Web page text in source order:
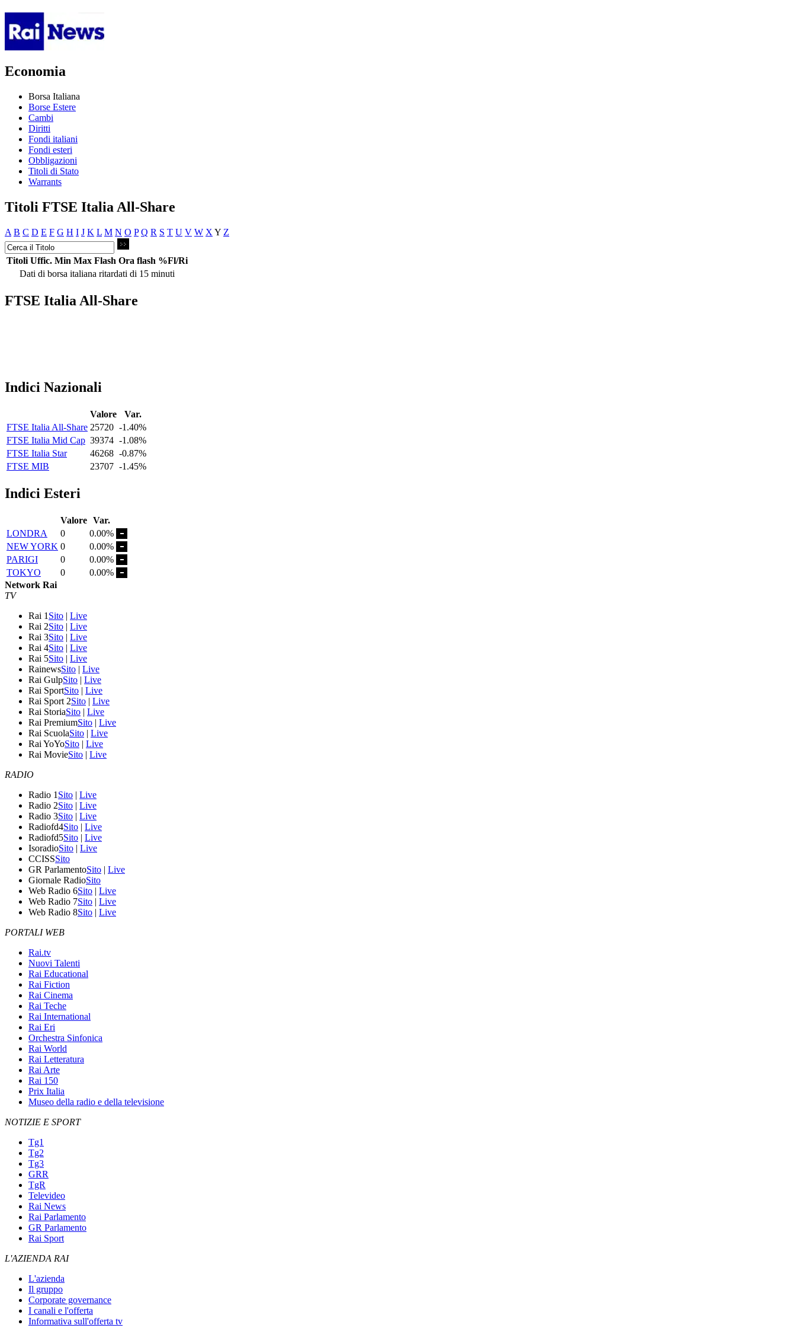
Economia
Borsa Italiana
Borse Estere
Cambi
Diritti
Fondi italiani
Fondi esteri
Obbligazioni
Titoli di Stato
Warrants
Titoli FTSE Italia All-Share
A B C D E F G H I J K L M N O P Q R S T U V W X Y Z
Titoli Uffic. Min Max Flash Ora flash %Fl/Ri
Dati di borsa italiana ritardati di 15 minuti
FTSE Italia All-Share
Indici Nazionali
Valore
Var.
FTSE Italia All-Share 25720 -1.40%
FTSE Italia Mid Cap 39374 -1.08%
FTSE Italia Star
46268 -0.87%
FTSE MIB
23707 -1.45%
Indici Esteri
Valore Var.
LONDRA
0
0.00%
NEW YORK 0
0.00%
PARIGI
0
0.00%
TOKYO
0
0.00%
Network Rai
TV
Rai 1 Sito | Live
Rai 2Sito | Live
Rai 3Sito | Live
Rai 4Sito | Live
Rai 5Sito | Live
RainewsSito | Live
Rai GulpSito | Live
Rai SportSito | Live
Rai Sport 2Sito | Live
Rai StoriaSito | Live
Rai PremiumSito | Live
Rai ScuolaSito | Live
Rai YoYoSito | Live
Rai MovieSito | Live
RADIO
Radio 1 Sito | Live
Radio 2Sito | Live
Radio 3Sito | Live
Radiofd4Sito | Live
Radiofd5Sito | Live
IsoradioSito | Live
CCISSSito
GR ParlamentoSito | Live
Giornale RadioSito
Web Radio 6Sito | Live
Web Radio 7Sito | Live
Web Radio 8Sito | Live
PORTALI WEB
Rai.tv
Nuovi Talenti
Rai Educational
Rai Fiction
Rai Cinema
Rai Teche
Rai International
Rai Eri
Orchestra Sinfonica
Rai World
Rai Letteratura
Rai Arte
Rai 150
Prix Italia
Museo della radio e della televisione
NOTIZIE E SPORT
Tg1
Tg2
Tg3
GRR
TgR
Televideo
Rai News
Rai Parlamento
GR Parlamento
Rai Sport
L'AZIENDA RAI
L'azienda
Il gruppo
Corporate governance
I canali e l'offerta
Informativa sull'offerta tv